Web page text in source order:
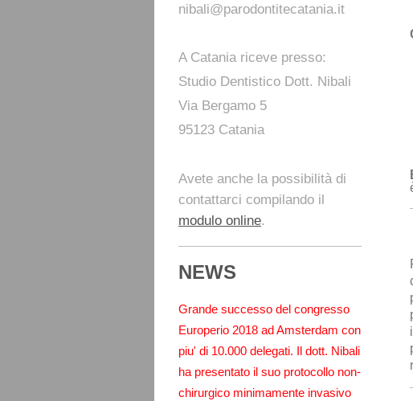
nibali@parodontitecatania.it
A Catania riceve presso:
Studio Dentistico Dott. Nibali
Via Bergamo 5
95123 Catania
Avete anche la possibilità di
contattarci compilando il
modulo online.
NEWS
Grande successo del congresso
Europerio 2018 ad Amsterdam con
piu' di 10.000 delegati. Il dott. Nibali
ha presentato il suo protocollo non-
chirurgico minimamente invasivo